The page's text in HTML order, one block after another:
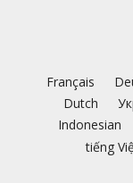
Français
Dutch
Indonesian
tiếng